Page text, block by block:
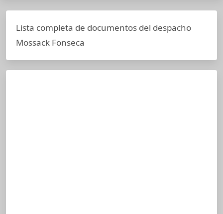
Lista completa de documentos del despacho
Mossack Fonseca